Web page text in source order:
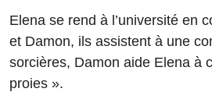
Elena se rend à l’université en
et Damon, ils assistent à une
sorcières, Damon aide Elena à
proies ».